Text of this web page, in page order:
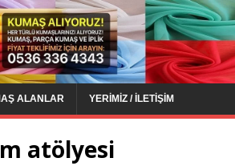
ALANLAR YERIMIZ / İLETIŞIM
atölyesi